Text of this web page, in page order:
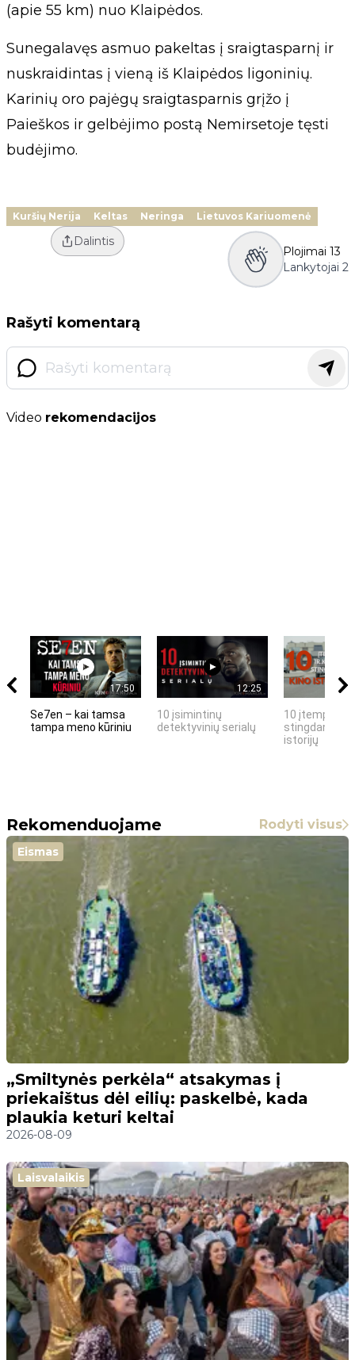
(apie 55 km) nuo Klaipėdos.
Sunegalavęs asmuo pakeltas į sraigtasparnį ir
nuskraidintas į vieną iš Klaipėdos ligoninių.
Karinių oro pajėgų sraigtasparnis grįžo į
Paieškos ir gelbėjimo postą Nemirsetoje tęsti
budėjimo.
Kuršių Nerija Keltas Neringa Lietuvos Kariuomenė
Dalintis
Plojimai 13
Lankytojai 2
Rašyti komentarą
Video rekomendacijos
17:50
Se7en – kai tamsa
tampa meno kūriniu
12:25
10 įsimintinų
detektyvinių serialų
10 įtemptų,
stingdančių
istorijų
Rekomenduojame Rodyti visus
Eismas
„Smiltynės perkėla“ atsakymas į
priekaištus dėl eilių: paskelbė, kada
plaukia keturi keltai
2026-08-09
Laisvalaikis